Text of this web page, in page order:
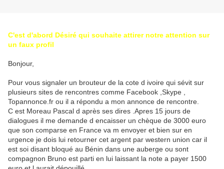
C'est d'abord Désiré qui souhaite attirer notre attention sur
un faux profil
Bonjour,
Pour vous signaler un brouteur de la cote d ivoire qui sévit sur
plusieurs sites de rencontres comme Facebook ,Skype ,
Topannonce.fr ou il a répondu a mon annonce de rencontre.
C est Moreau Pascal d après ses dires .Apres 15 jours de
dialogues il me demande d encaisser un chèque de 3000 euro
que son comparse en France va m envoyer et bien sur en
urgence je dois lui retourner cet argent par western union car il
est soi disant bloqué au Bénin dans une auberge ou sont
compagnon Bruno est parti en lui laissant la note a payer 1500